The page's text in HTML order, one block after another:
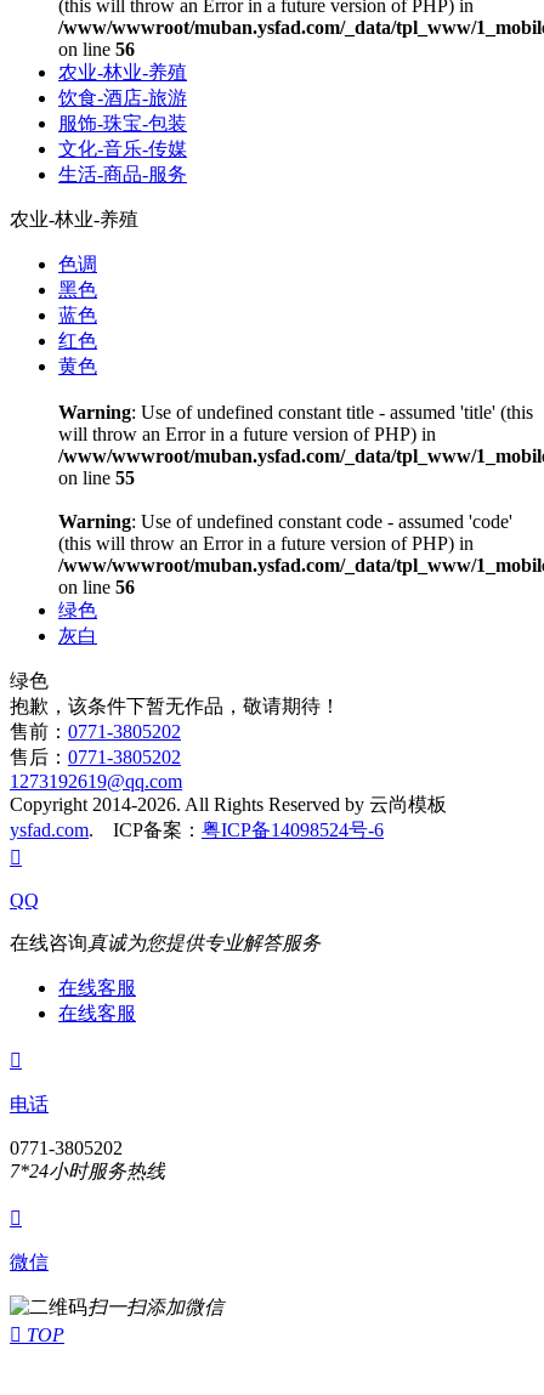
(this will throw an Error in a future version of PHP) in
/www/wwwroot/muban.ysfad.com/_data/tpl_www/
on line 56
农业-林业-养殖
饮食-酒店-旅游
服饰-珠宝-包装
文化-音乐-传媒
生活-商品-服务
农业-林业-养殖
色调
黑色
蓝色
红色
黄色
Warning: Use of undefined constant title - assumed 'title' (this
will throw an Error in a future version of PHP) in
/www/wwwroot/muban.ysfad.com/_data/tpl_www/
on line 55
Warning: Use of undefined constant code - assumed 'code'
(this will throw an Error in a future version of PHP) in
/www/wwwroot/muban.ysfad.com/_data/tpl_www/
on line 56
绿色
灰白
绿色
抱歉，该条件下暂无作品，敬请期待！
售前： 0771-3805202
售后： 0771-3805202
1273192619@qq.com
Copyright 2014-2026. All Rights Reserved by 云尚模板
ysfad.com. ICP备案： 粤ICP备14098524号-6

QQ
在线咨询真诚为您提供专业解答服务
在线客服
在线客服

电话
0771-3805202
7*24小时服务热线

微信
扫一扫添加微信
 TOP